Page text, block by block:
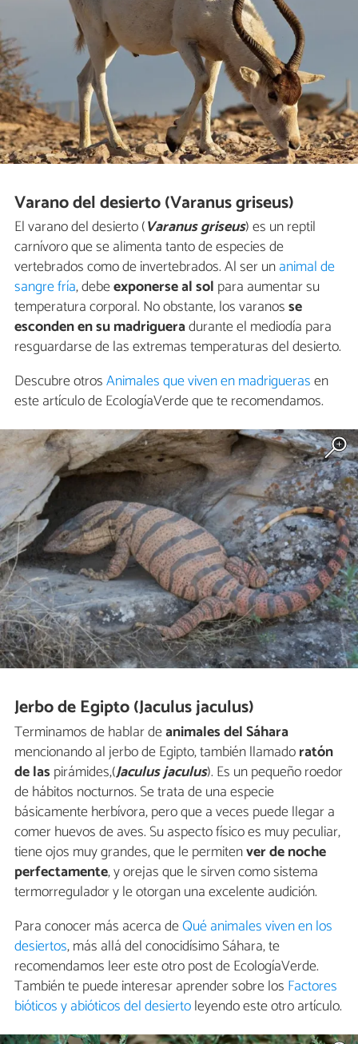
Varano del desierto (Varanus griseus)
El varano del desierto (Varanus griseus) es un reptil
carnívoro que se alimenta tanto de especies de
vertebrados como de invertebrados. Al ser unanimal de
sangre fría, debeexponerse al sol para aumentar su
temperatura corporal. No obstante, los varanosse
esconden en su madrigueradurante el mediodía para
resguardarse de las extremas temperaturas del desierto.
Descubre otrosAnimales que viven en madriguerasen
este artículo de EcologíaVerde que te recomendamos.
Jerbo de Egipto (Jaculus jaculus)
Terminamos de hablar deanimales del Sáhara
mencionando al jerbo de Egipto, también llamadoratón
de las pirámides,(Jaculus jaculus). Es un pequeño roedor
de hábitos nocturnos. Se trata de una especie
básicamente herbívora, pero que a veces puede llegar a
comer huevos de aves. Su aspecto físico es muy peculiar,
tiene ojos muy grandes, que le permitenver de noche
perfectamente, y orejas que le sirven como sistema
termorregulador y le otorgan una excelente audición.
Para conocer más acerca deQué animales viven en los
desiertos, más allá del conocidísimo Sáhara, te
recomendamos leer este otro post de EcologíaVerde.
También te puede interesar aprender sobre los Factores
bióticos y abióticos del desiertoleyendo este otro artículo.